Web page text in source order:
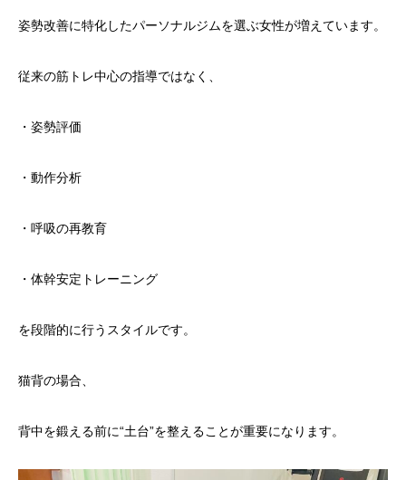
姿勢改善に特化したパーソナルジムを選ぶ女性が増えています。
従来の筋トレ中心の指導ではなく、
・姿勢評価
・動作分析
・呼吸の再教育
・体幹安定トレーニング
を段階的に行うスタイルです。
猫背の場合、
背中を鍛える前に“土台”を整えることが重要になります。